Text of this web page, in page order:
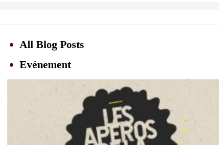
All Blog Posts
Evénement